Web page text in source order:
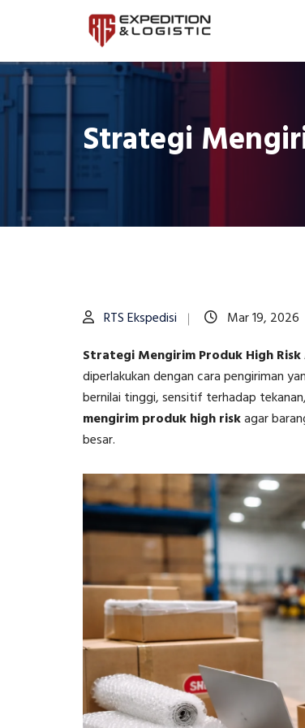
Strategi
RTS Ekspedisi Mar 19, 2026
Strategi Mengirim Produk High Risk
diperlakukan dengan cara pengiriman
bernilai tinggi, sensitif terhadap
mengirim produk high riskagar
besar.